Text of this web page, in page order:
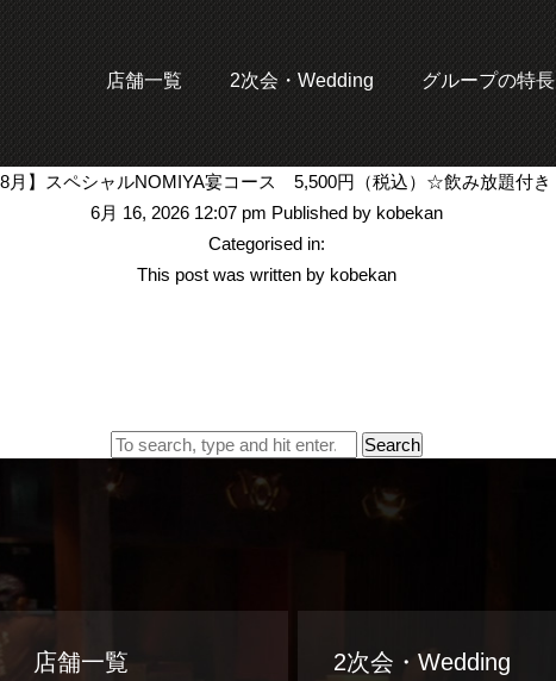
店舗一覧 2次会・Wedding グループの特長
月】スペシャルNOMIYA宴コース 5,500円（税込）☆飲み放題付き
6月 16, 2026 12:07 pm Published by kobekan
Categorised in:
This post was written by kobekan
Search
店舗一覧 2次会・Wedding